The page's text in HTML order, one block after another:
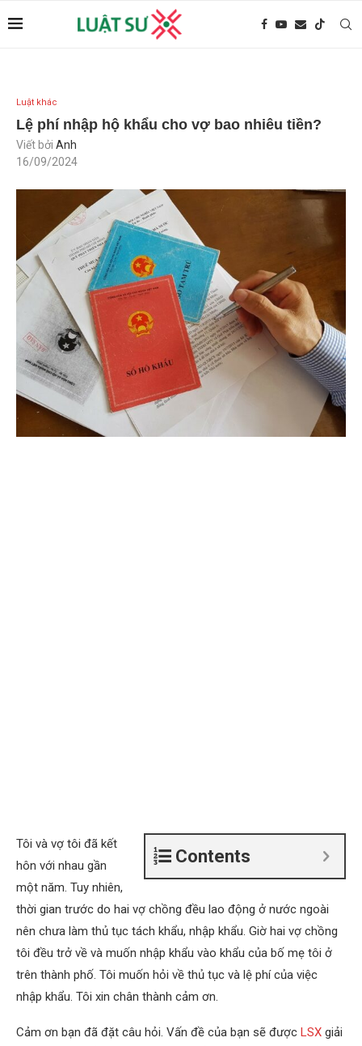
Luật khác
Lệ phí nhập hộ khẩu cho vợ bao nhiêu tiền?
Viết bởi Anh
16/09/2024
Contents
Tôi và vợ tôi đã kết
hôn với nhau gần
một năm. Tuy nhiên,
thời gian trước do hai vợ chồng đều lao động ở nước ngoài
nên chưa làm thủ tục tách khẩu, nhập khẩu. Giờ hai vợ chồng
tôi đều trở về và muốn nhập khẩu vào khẩu của bố mẹ tôi ở
trên thành phố. Tôi muốn hỏi về thủ tục và lệ phí của việc
nhập khẩu. Tôi xin chân thành cảm ơn.
Cảm ơn bạn đã đặt câu hỏi. Vấn đề của bạn sẽ được LSX giải